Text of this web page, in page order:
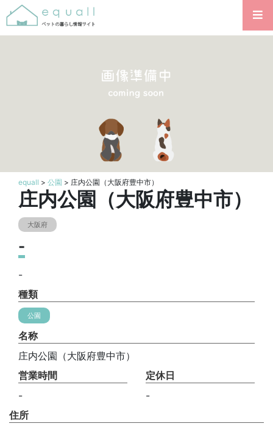
equall > 公園 > 庄内公園（大阪府豊中市）
庄内公園（大阪府豊中市）
大阪府
-
-
種類
公園
名称
庄内公園（大阪府豊中市）
営業時間
-
定休日
-
住所